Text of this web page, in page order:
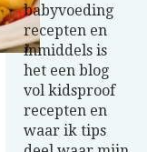
babyvoeding
recepten en
inmiddels is
het een blog
vol kidsproof
recepten en
waar ik tips